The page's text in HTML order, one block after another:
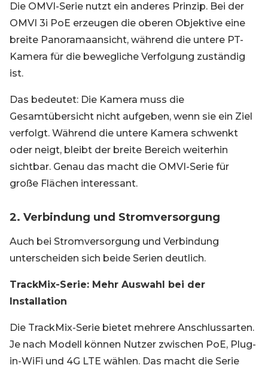
Die OMVI-Serie nutzt ein anderes Prinzip. Bei der
OMVI 3i PoE erzeugen die oberen Objektive eine
breite Panoramaansicht, während die untere PT-
Kamera für die bewegliche Verfolgung zuständig
ist.
Das bedeutet: Die Kamera muss die
Gesamtübersicht nicht aufgeben, wenn sie ein Ziel
verfolgt. Während die untere Kamera schwenkt
oder neigt, bleibt der breite Bereich weiterhin
sichtbar. Genau das macht die OMVI-Serie für
große Flächen interessant.
2. Verbindung und Stromversorgung
Auch bei Stromversorgung und Verbindung
unterscheiden sich beide Serien deutlich.
TrackMix-Serie: Mehr Auswahl bei der
Installation
Die TrackMix-Serie bietet mehrere Anschlussarten.
Je nach Modell können Nutzer zwischen PoE, Plug-
in-WiFi und 4G LTE wählen. Das macht die Serie